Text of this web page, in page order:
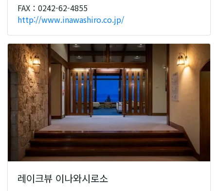
FAX：0242-62-4855
http://www.inawashiro.co.jp/
레이크뷰 이나와시로소